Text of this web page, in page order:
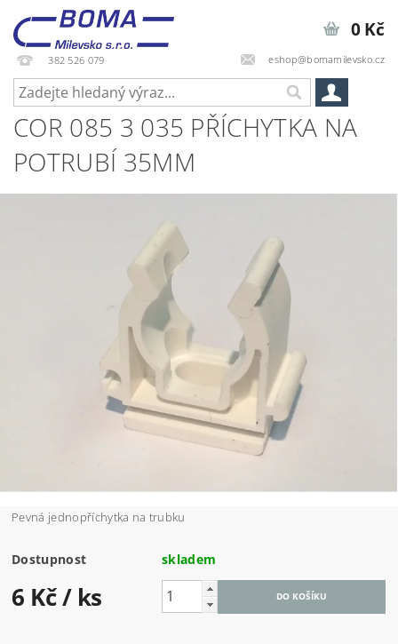
382 526 079 eshop@bomamilevsko.cz
0 Kč
COR 085 3 035 PŘÍCHYTKA NA
POTRUBÍ 35MM
Pevná jednopříchytka na trubku
Dostupnost skladem
6 Kč/ ks